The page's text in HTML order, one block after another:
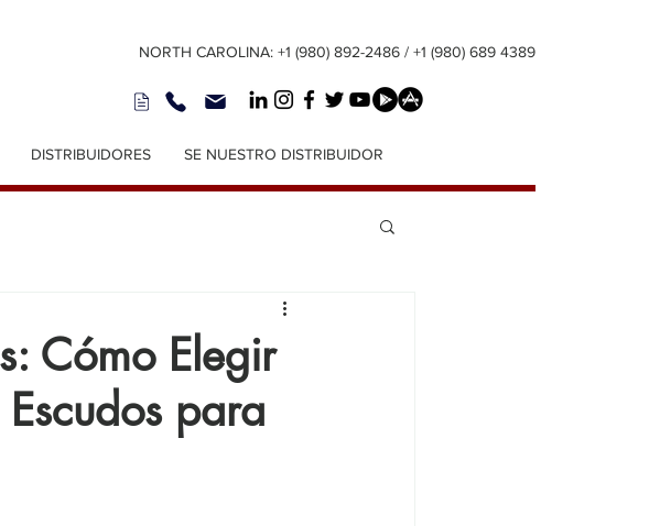
NORTH CAROLINA: +1 (980) 892-2486 / +1 (980) 689 4389
DISTRIBUIDORES SE NUESTRO DISTRIBUIDOR
Cómo Elegir
para